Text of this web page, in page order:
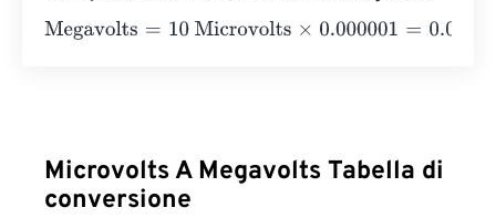
Megavolts= 10 Microvolts×0.000001=0.00001 Megavolts
Microvolts A Megavolts Tabella di
conversione